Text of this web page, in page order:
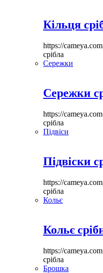
Кільця
https://
срібла
Сережки
Сережки
https://
срібла
Підвіси
Підвіски
https://
срібла
Кольє
Кольє
https://
срібла
Брошка